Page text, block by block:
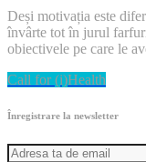
Deși motivația este
învârte tot în jurul
obiectivele pe care le
Call for (i)Health
Înregistrare la newsletter